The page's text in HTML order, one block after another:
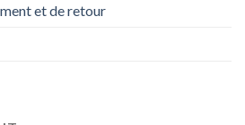
et de retour